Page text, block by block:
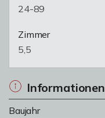
24-89
Zimmer
5,5
Informationen
Baujahr